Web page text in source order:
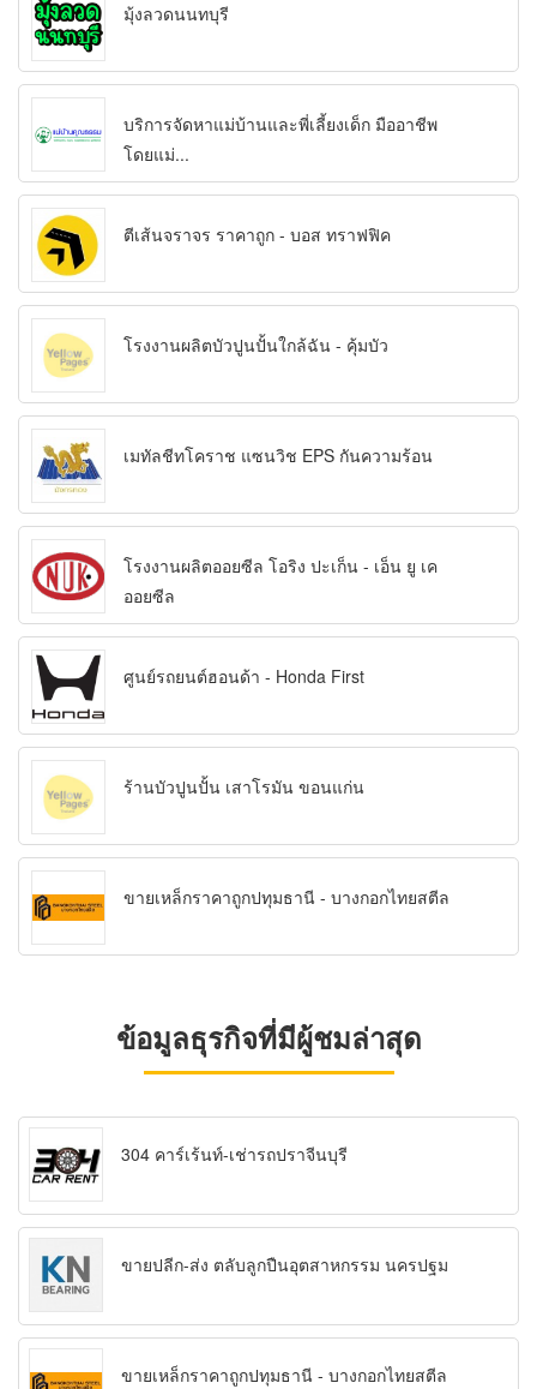
มุ้งลวดนนทบุรี
บริการจัดหาแม่บ้านและพี่เลี้ยงเด็ก มืออาชีพ
โดยแม่...
ตีเส้นจราจร ราคาถูก - บอส ทราฟฟิค
โรงงานผลิตบัวปูนปั้นใกล้ฉัน - คุ้มบัว
เมทัลชีทโคราช แซนวิช EPS กันความร้อน
โรงงานผลิตออยซีล โอริง ปะเก็น - เอ็น ยู เค
ออยซีล
ศูนย์รถยนต์ฮอนด้า - Honda First
ร้านบัวปูนปั้น เสาโรมัน ขอนแก่น
ขายเหล็กราคาถูกปทุมธานี - บางกอกไทยสตีล
ข้อมูลธุรกิจที่มีผู้ชมล่าสุด
304 คาร์เร้นท์-เช่ารถปราจีนบุรี
ขายปลีก-ส่ง ตลับลูกปืนอุตสาหกรรม นครปฐม
ขายเหล็กราคาถูกปทุมธานี - บางกอกไทยสตีล